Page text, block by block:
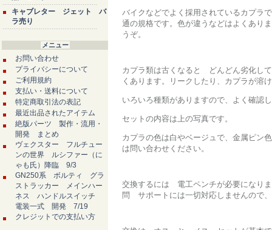
キャブレター ジェット バ
ラ売り
メニュー
お問い合わせ
プライバシーについて
ご利用規約
支払い・送料について
特定商取引法の表記
最近出品されたアイテム
絶版パーツ 製作・流用・
開発 まとめ
ヴェクスター フルチュー
ンの世界 ルシファー（に
ゃも氏）降臨 9/3
GN250系 ボルティ グラ
ストラッカー メインハー
ネス ハンドルスイッチ
電装一式 開発 7/19
クレジットでの支払い方
バイクなどでよく採用されているカプラ
通の規格です。色が違うなどはよくあり
うぞ。
カプラ類は古くなると どんどん劣化し
くあります。リークしたり、カプラが
いろいろ種類がありますので、よく確認
セットの内容は上の写真です。
カプラの色は白やベージュで、金属ピン
は問い合わせください。
交換するには 電工ペンチが必要になり
問 サポートには一切対応しませんので